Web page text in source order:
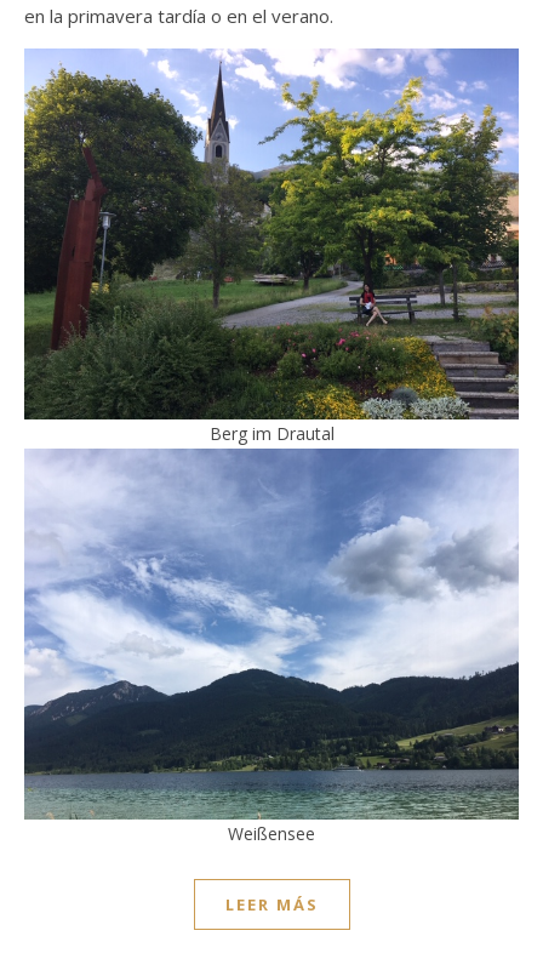
en la primavera tardía o en el verano.
Berg im Drautal
Weißensee
LEER MÁS